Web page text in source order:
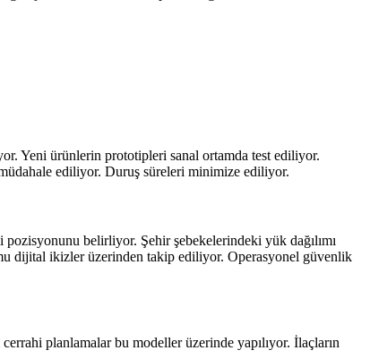
Yeni ürünlerin prototipleri sanal ortamda test ediliyor.
ediliyor. Duruş süreleri minimize ediliyor.
belirliyor. Şehir şebekelerindeki yük dağılımı
dijital ikizler üzerinden takip ediliyor. Operasyonel güvenlik
planlamalar bu modeller üzerinde yapılıyor. İlaçların